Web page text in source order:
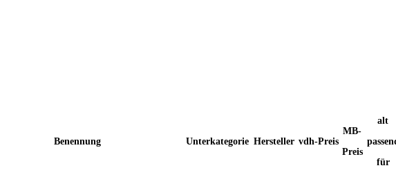
Benennung Unterkategorie Hersteller vdh-Preis
MB-
Preis
alt
für